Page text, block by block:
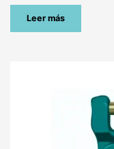
Leer más